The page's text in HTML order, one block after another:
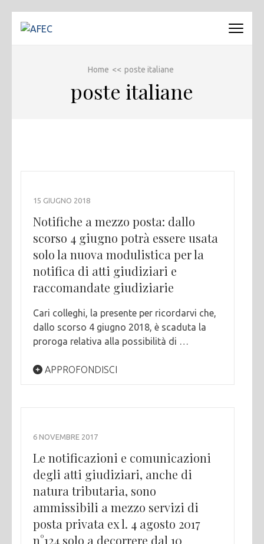
Home << poste italiane
poste italiane
15 GIUGNO 2018
Notifiche a mezzo posta: dallo
scorso 4 giugno potrà essere usata
solo la nuova modulistica per la
notifica di atti giudiziari e
raccomandate giudiziarie
Cari colleghi, la presente per ricordarvi che,
dallo scorso 4 giugno 2018, è scaduta la
proroga relativa alla possibilità di …
APPROFONDISCI
6 NOVEMBRE 2017
Le notificazioni e comunicazioni
degli atti giudiziari, anche di
natura tributaria, sono
ammissibili a mezzo servizi di
posta privata ex l. 4 agosto 2017
n°124 solo a decorrere dal 10